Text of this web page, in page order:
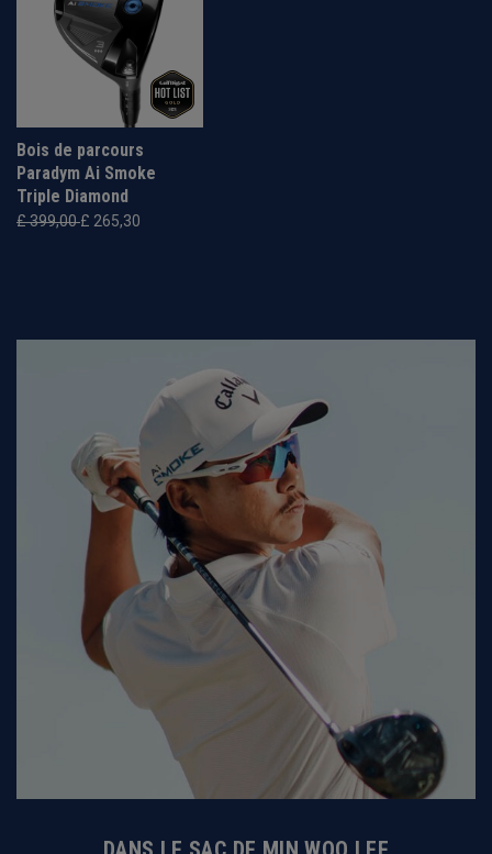
Bois de parcours
Paradym Ai Smoke
Triple Diamond
£ 399,00£ 265,30